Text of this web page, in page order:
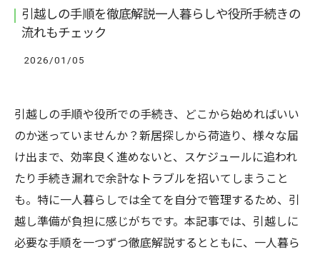
引越しの手順を徹底解説一人暮らしや役所手続きの
流れもチェック
2026/01/05
引越しの手順や役所での手続き、どこから始めればいい
のか迷っていませんか？新居探しから荷造り、様々な届
け出まで、効率良く進めないと、スケジュールに追われ
たり手続き漏れで余計なトラブルを招いてしまうこと
も。特に一人暮らしでは全てを自分で管理するため、引
越し準備が負担に感じがちです。本記事では、引越しに
必要な手順を一つずつ徹底解説するとともに、一人暮ら